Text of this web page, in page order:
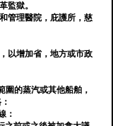
監獄。
管理醫院，庇護所，慈
以增加省，地方或市政
圍的蒸汽或其他船舶，
：